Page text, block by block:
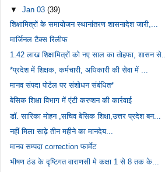
▼Jan 03(39)
शिक्षामित्रों के समायोजन स्थानांतरण शासनादेश जारी,...
मार्जिनल टैक्स रिलीफ
1.42 लाख शिक्षामित्रों को नए साल का तोहफा, शासन से...
*प्रदेश में शिक्षक, कर्मचारी, अधिकारी की सेवा में ...
मानव संपदा पोर्टल पर संशोधन संबंधित*
बेसिक शिक्षा विभाग में एंटी करप्शन की कार्रवाई
डॉ. सारिका मोहन ,सचिव बेसिक शिक्षा,उत्तर प्रदेश बन...
नहीं मिला साढ़े तीन महीने का मानदेय...
मानव सम्पदा correction फार्मेट
भीषण ठंड के दृष्टिगत वाराणसी मे कक्षा 1 से 8 तक के...